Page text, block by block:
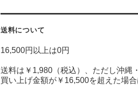
送料について
16,500円以上は0円
送料は￥1,980（税込）、ただし沖縄
買い上げ金額が￥16,500を超えた場